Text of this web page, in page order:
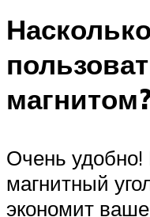
Очень
магнитный
экономит